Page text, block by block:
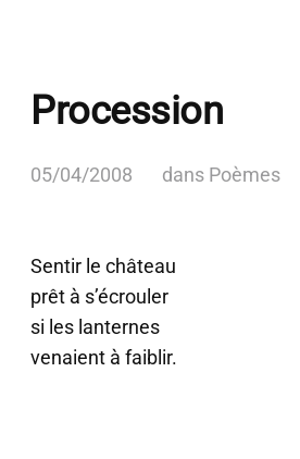
Procession
05/04/2008 dans Poèmes
Sentir le château
prêt à s’écrouler
si les lanternes
venaient à faiblir.